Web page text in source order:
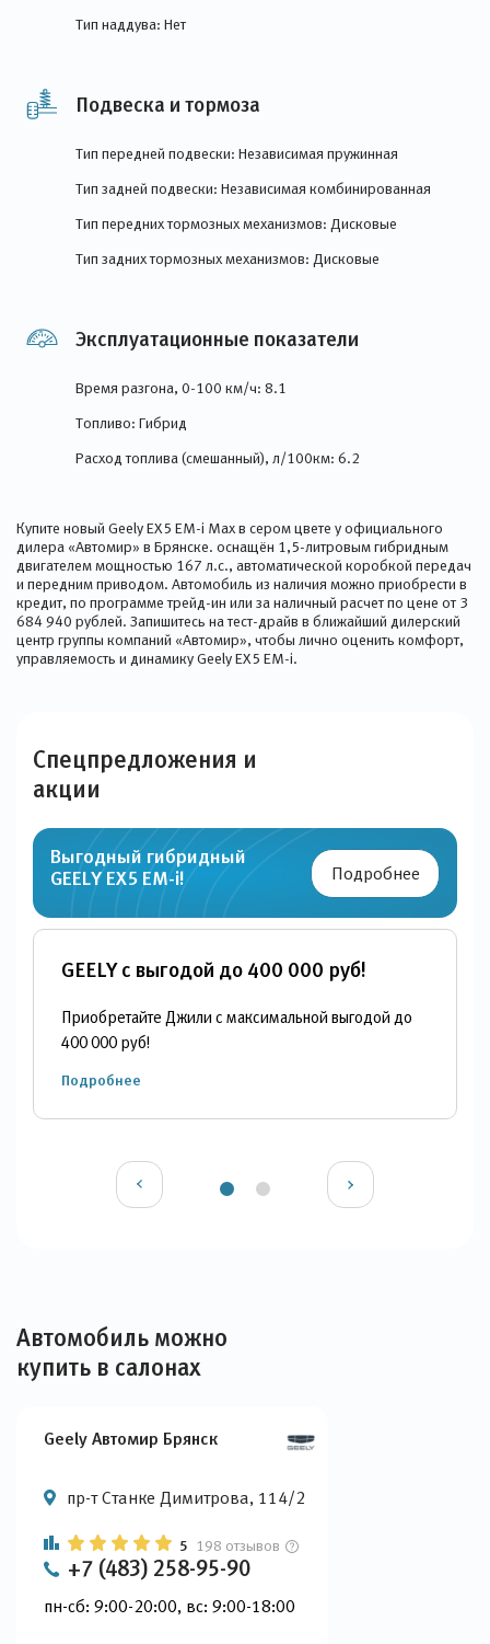
Тип наддува: Нет
Подвеска и тормоза
Тип передней подвески: Независимая пружинная
Тип задней подвески: Независимая комбинированная
Тип передних тормозных механизмов: Дисковые
Тип задних тормозных механизмов: Дисковые
Эксплуатационные показатели
Время разгона, 0-100 км/ч: 8.1
Топливо: Гибрид
Расход топлива (смешанный), л/100км: 6.2
Купите новый Geely EX5 EM-i Max в сером цвете у официального
дилера «Автомир» в Брянске. оснащён 1,5-литровым гибридным
двигателем мощностью 167 л.с., автоматической коробкой передач
и передним приводом. Автомобиль из наличия можно приобрести в
кредит, по программе трейд-ин или за наличный расчет по цене от 3
684 940 рублей. Запишитесь на тест-драйв в ближайший дилерский
центр группы компаний «Автомир», чтобы лично оценить комфорт,
управляемость и динамику Geely EX5 EM-i.
Спецпредложения и
акции
Выгодный гибридный
GEELY EX5 EM-i!
Подробнее
GEELY с выгодой до 400 000 руб!
Приобретайте Джили с максимальной выгодой до
400 000 руб!
Подробнее
Автомобиль можно
купить в салонах
Geely Автомир Брянск
пр-т Станке Димитрова, 114/2
5 198 отзывов
+7 (483) 258-95-90
пн-сб: 9:00-20:00, вс: 9:00-18:00